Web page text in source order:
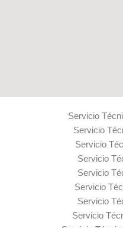
Servicio
Servicio
Servicio
Servicio
Servicio
Servicio
Servicio
Servicio